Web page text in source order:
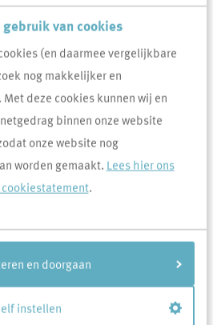
van cookies
(en daarmee vergelijkbare
nog makkelijker en
deze cookies kunnen wij en
binnen onze website
onze website nog
worden gemaakt. Lees hier ons
.
en doorgaan
instellen